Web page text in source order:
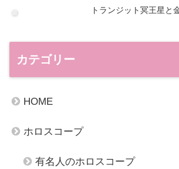
トランジット冥王星と
カテゴリー
HOME
ホロスコープ
有名人のホロスコープ